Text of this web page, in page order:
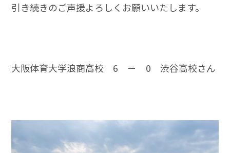
引き続きのご声援よろしくお願いいたします。
大阪体育大学浪商高校 6 － 0 渋谷高校さん